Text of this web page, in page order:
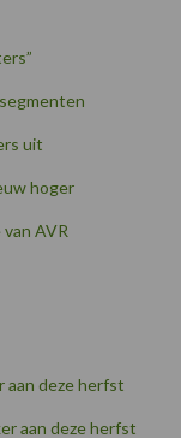
uit
hoger
AVR
deze herfst
aan deze herfst